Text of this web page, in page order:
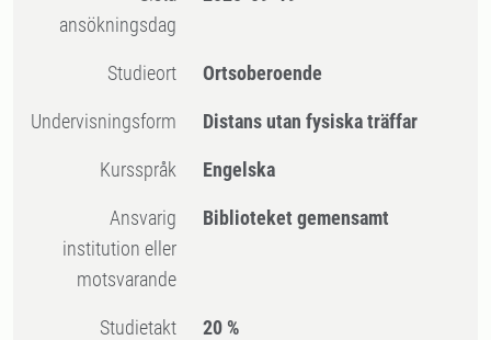
ansökningsdag
Studieort Ortsoberoende
Undervisningsform Distans utan fysiska träffar
Kursspråk Engelska
Ansvarig
institution eller
motsvarande
Biblioteket gemensamt
Studietakt 20 %